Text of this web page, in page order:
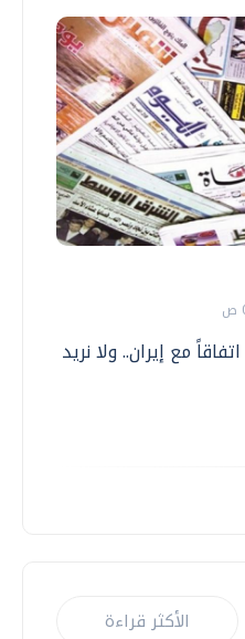
مع إيران.. ولا نريد
الأكثر قراءة